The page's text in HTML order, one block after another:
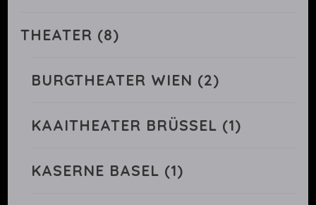
THEATER (8)
BURGTHEATER WIEN (2)
KAAITHEATER BRÜSSEL (1)
KASERNE BASEL (1)